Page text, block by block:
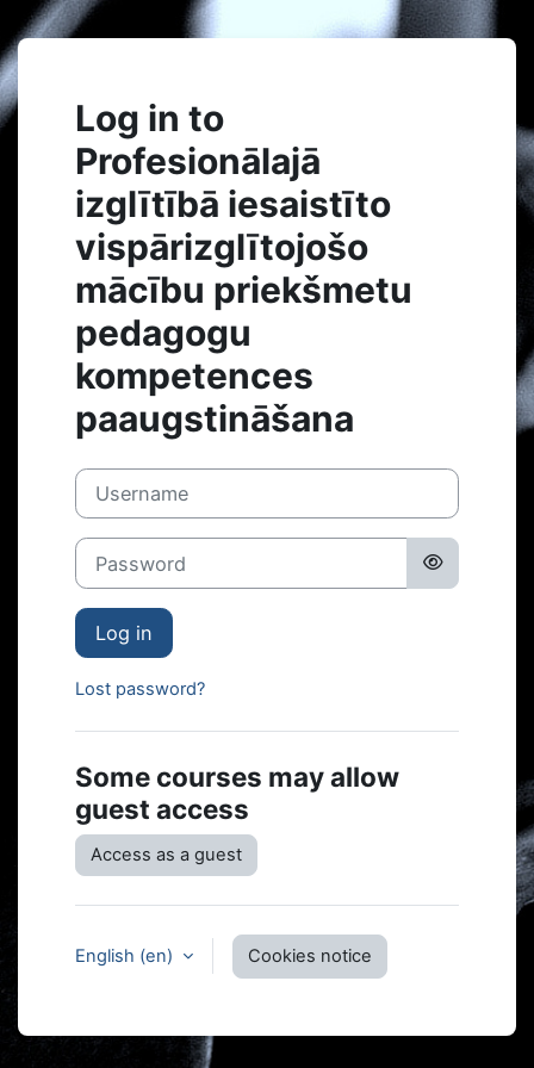
Skip to main content
Log in to
Profesionālajā
izglītībā iesaistīto
vispārizglītojošo
mācību priekšmetu
pedagogu
kompetences
paaugstināšana
Username
Password
Log in
Lost password?
Some courses may allow
guest access
Access as a guest
English ‎(en)‎ Cookies notice